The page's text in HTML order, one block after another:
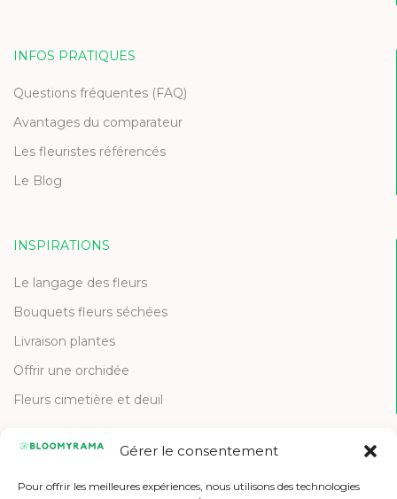
Gérer le consentement
Pour offrir les meilleures expériences, nous utilisons des technologies
INFOS PRATIQUES
Questions fréquentes (FAQ)
Avantages du comparateur
Les fleuristes référencés
Le Blog
INSPIRATIONS
Le langage des fleurs
Bouquets fleurs séchées
Livraison plantes
Offrir une orchidée
Fleurs cimetière et deuil